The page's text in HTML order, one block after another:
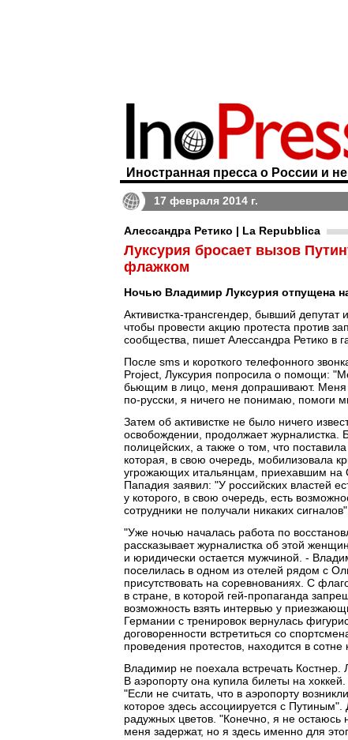
Иностранная пресса о России и
17 февраля 2014 г.
Алессандра Ретико | La Repubblica
Луксурия бросает вызов
флажком
Ночью Владимир Луксурия отпущена
Активистка-трансгендер, бывший
чтобы провести акцию протеста против
сообщества, пишет Алессандра Ретико в
После sms и короткого телефонного
Project, Луксурия попросила о помощи:
бьющим в лицо, меня допрашивают. Меня
по-русски, я ничего не понимаю, помоги
Затем об активистке не было ничего
освобождении, продолжает журналистка.
полицейских, а также о том, что
которая, в свою очередь, мобилизовала
угрожающих итальянцам, приехавшим на
Пападия заявил: "У российских властей
у которого, в свою очередь, есть
сотрудники не получали никаких сигналов".
"Уже ночью началась работа по
рассказывает журналистка об этой
и юридически остается мужчиной. -
поселилась в одном из отелей рядом с
присутствовать на соревнованиях. С
в стране, в которой гей-пропаганда
возможность взять интервью у
Германии с тренировок вернулась
договоренности встретиться со
проведения протестов, находится в
Владимир не поехала встречать Костнер.
В аэропорту она купила билеты на
"Если не считать, что в аэропорту
которое здесь ассоциируется c
радужных цветов. "Конечно, я не
меня задержат, но я здесь именно для